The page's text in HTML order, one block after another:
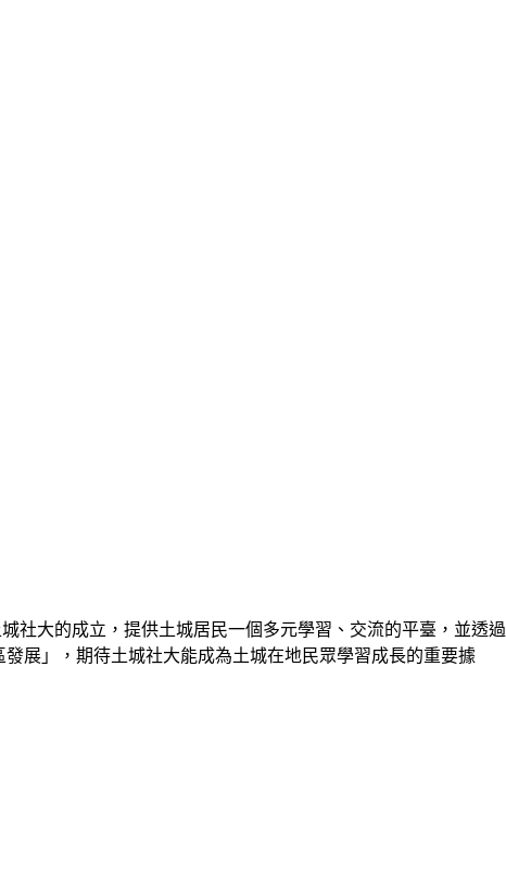
社大的成立，提供土城居民一個多元學習、交流的平臺，並透過
展」，期待土城社大能成為土城在地民眾學習成長的重要據